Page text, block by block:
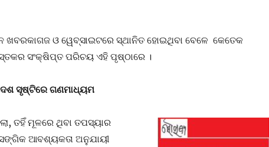
ଓ ୱେବ୍ସାଇଟରେ ସ୍ଥାନିତ ହୋଇଥିବା ବେଳେ କେତେକ
ସଂକ୍ଷିପ୍ତ ପରିଚୟ ଏହି ପୃଷ୍ଠାରେ ।
ସୃଷ୍ଟିରେ ଗଣମାଧ୍ୟମ
ତହିଁ ମୂଳରେ ଥିବା ତପସ୍ୟାର
ଆବଶ୍ୟକତା ଅନୁଯାୟୀ